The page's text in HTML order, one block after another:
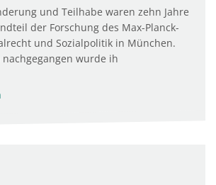
und Teilhabe waren zehn Jahre
der Forschung des Max-Planck-
und Sozialpolitik in München.
wurde ih